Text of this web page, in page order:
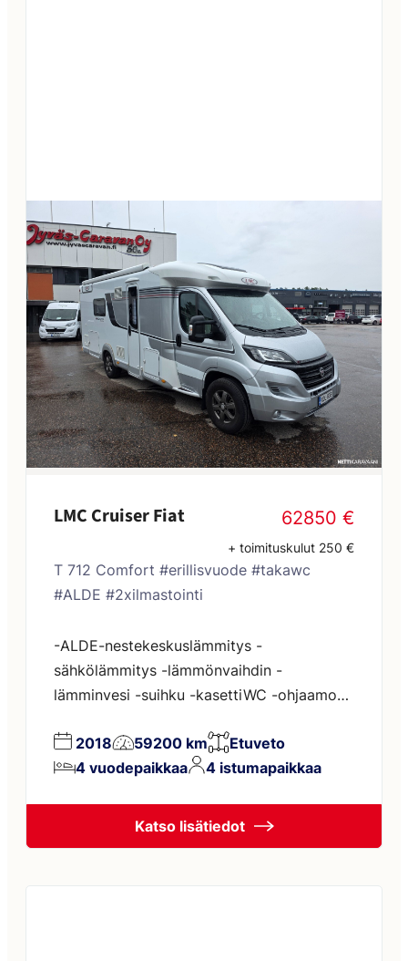
LMC Cruiser Fiat 62850 €
+ toimituskulut 250 €
T 712 Comfort #erillisvuode #takawc
#ALDE #2xilmastointi
-ALDE-nestekeskuslämmitys -
sähkölämmitys -lämmönvaihdin -
lämminvesi -suihku -kasettiWC -ohjaamon
vakionopeuden säädin -kauko-ohjattu
keskuslukitus -tukeva pyöräteline (yht.
hyväkuntoiset renkaat -moottorin lämmitin
2018 59200 km
Etuveto
4 vuodepaikkaa
4 istumapaikkaa
Katso lisätiedot